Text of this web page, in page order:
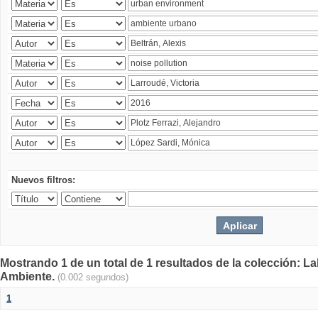
Nuevos filtros:
Mostrando 1 de un total de 1 resultados de la colección:
Ambiente. (0.002 segundos)
1